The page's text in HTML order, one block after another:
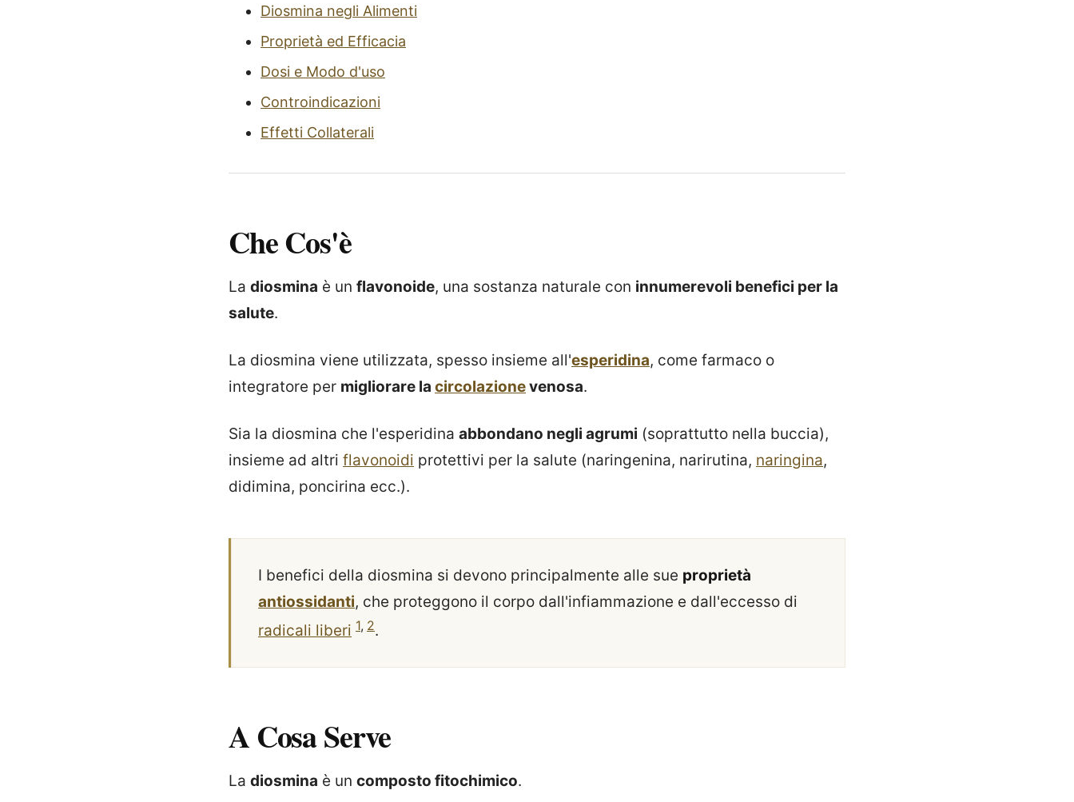
Diosmina negli Alimenti
Proprietà ed Efficacia
Dosi e Modo d'uso
Controindicazioni
Effetti Collaterali
Che Cos'è
La diosmina è un flavonoide, una sostanza naturale con innumerevoli benefici per la
salute.
La diosmina viene utilizzata, spesso insieme all'esperidina, come farmaco o
integratore per migliorare la circolazionevenosa.
Sia la diosmina che l'esperidina abbondano negli agrumi (soprattutto nella buccia),
insieme ad altri flavonoidi protettivi per la salute (naringenina, narirutina, naringina,
didimina, poncirina ecc.).
I benefici della diosmina si devono principalmente alle sue proprietà
antiossidanti, che proteggono il corpo dall'infiammazione e dall'eccesso di
radicali liberi 1, 2.
A Cosa Serve
La diosmina è un composto fitochimico.